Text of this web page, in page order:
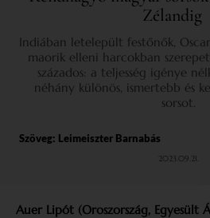
Zélandig
Indiában letelepült festőnők,
maorik elleni harcokban
százados: a teljesség igénye
néhány különös, ismertebb és
sorsot.
Szöveg: Leimeiszter Barnabás
2023.09.21.
Auer Lipót (Oroszország, Egyesült